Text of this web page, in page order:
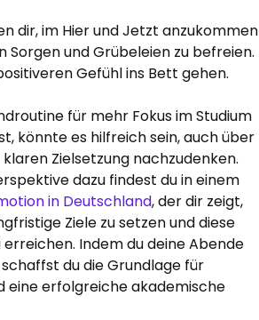
dir, im Hier und Jetzt anzukommen
Sorgen und Grübeleien zu befreien.
Gefühl ins Bett gehen.
für mehr Fokus im Studium
könnte es hilfreich sein, auch über
Zielsetzung nachzudenken.
dazu findest du in einem
in Deutschland, der dir zeigt,
Ziele zu setzen und diese
Indem du deine Abende
du die Grundlage für
eine erfolgreiche akademische